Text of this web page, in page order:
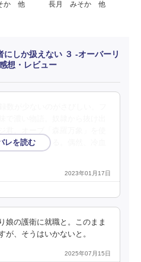
か 他
長月 みそか 他
にしか扱えない ３ ‐オーバーリ
想・レビュー
飛躍的に高まる。偶然、冷血
2023年01月17日
娘の護衛に就職と。このまま
が、そうはいかないと。
2025年07月15日